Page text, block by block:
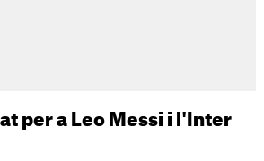
per a Leo Messi i l'Inter